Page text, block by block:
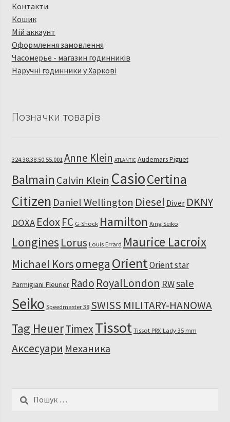
Контакти
Кошик
Мій аккаунт
Оформлення замовлення
Часомерье - магазин годинників
Наручні годинники у Харкові
Позначки товарів
324.38.38.50.55.001 Anne Klein ATLANTIC Audemars Piguet
Balmain Calvin Klein CasioCertina
Citizen Daniel Wellington Diesel Diver DKNY
DOXA EdoxFC G-Shock Hamilton King Seiko
Longines Lorus Louis Errard Maurice Lacroix
Michael Korsomega OrientOrient star
Parmigiani Fleurier Rado RoyalLondon RWsale
Seiko Speedmaster 38 SWISS MILITARY-HANOWA
Tag HeuerTimexTissot Tissot PRX Lady 35 mm
Аксесуари Механика